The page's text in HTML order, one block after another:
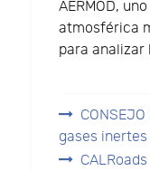
AERMOD,
atmosférica
para analizar
gases inertes